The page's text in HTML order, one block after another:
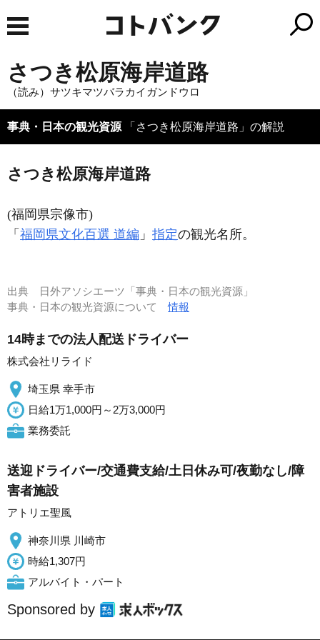
さつき松原海岸道路
（読み）サツキマツバラカイガンドウロ
事典・日本の観光資源 「さつき松原海岸道路」の解説
さつき松原海岸道路
(福岡県宗像市)
「 福岡県文化百選 道編 」 指定の観光名所。
出典
日外アソシエーツ「事典・日本の観光資源」
事典・日本の観光資源について情報
14時までの法人配送ドライバー
株式会社リライド
埼玉県 幸手市
日給1万1,000円～2万3,000円
業務委託
送迎ドライバー/交通費支給/土日休み可/夜勤なし/障
害者施設
アトリエ聖風
神奈川県 川崎市
時給1,307円
アルバイト・パート
Sponsored by